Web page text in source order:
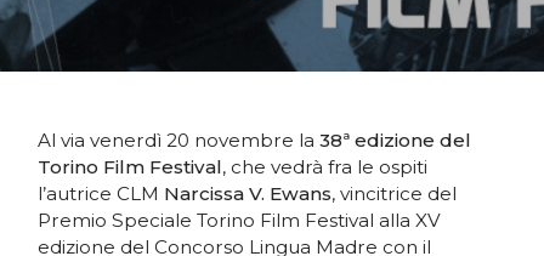
Al via venerdì 20 novembre la38ª edizione del
Torino Film Festival, che vedrà fra le ospiti
l’autrice CLM Narcissa V. Ewans, vincitrice del
Premio Speciale Torino Film Festival alla XV
edizione del Concorso Lingua Madre con il